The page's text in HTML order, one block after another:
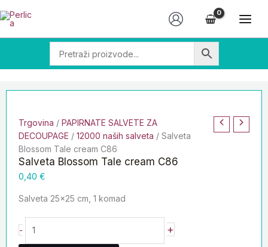
to
Trgovina / PAPIRNATE SALVETE ZA
DECOUPAGE / 12000 naših salveta / Salveta
Blossom Tale cream C86
Salveta Blossom Tale cream C86
0,40 €
Salveta 25×25 cm, 1 komad
-
Blossom
količina
+